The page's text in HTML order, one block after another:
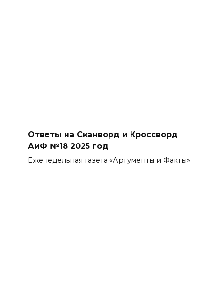
Ответы на Сканворд и Кроссворд
АиФ №18 2025 год
Еженедельная газета «Аргументы и Факты»